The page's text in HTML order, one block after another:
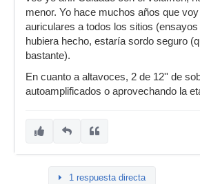
menor. Yo hace muchos años que
auriculares a todos los sitios
hubiera hecho, estaría sordo seguro
bastante).
En cuanto a altavoces, 2 de 12'' de
autoamplificados o aprovechando la
1 respuesta directa